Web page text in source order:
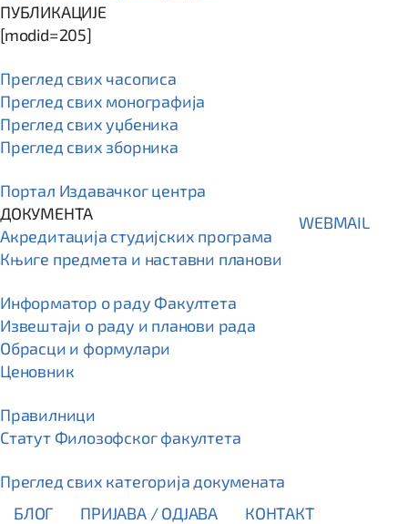
ПУБЛИКАЦИЈЕ
[modid=205]
Преглед свих часописа
Преглед свих монографија
Преглед свих уџбеника
Преглед свих зборника
Портал Издавачког центра
ДОКУМЕНТА
Акредитација студијских програма
Књиге предмета и наставни планови
Информатор о раду Факултета
Извештаји о раду и планови рада
Обрасци и формулари
Ценовник
Правилници
Статут Филозофског факултета
Преглед свих категорија докумената
WEBMAIL
БЛОГ ПРИЈАВА / OДЈАВА КОНТАКТ